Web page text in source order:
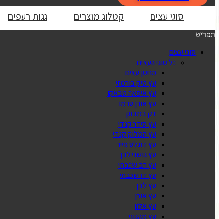
סוגי עצים קטלוג מוצרים גגות רעפים
תפריט
סוגי עצים
כל סוגי העצים
מחסן עצים
עץ טיק בורמזי
עץ איפאה טבאקו
עץ אורן טרמו
דק במבוק
עץ סידר קנדי
עץ המלוק קנדי
עץ דוגלס פייר
עץ גושני לבן
עץ רב שכבתי
עץ דו שכבתי
עץ לבן
עץ אורן
עץ אלון
עץ מהגוני